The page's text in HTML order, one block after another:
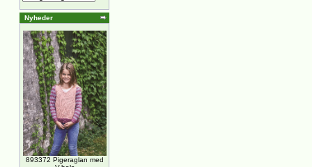
Nyheder
893372 Pigeraglan med